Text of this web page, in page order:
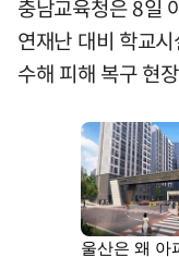
충남교육청은 8일
연재난 대비 학교
수해 피해 복구 현